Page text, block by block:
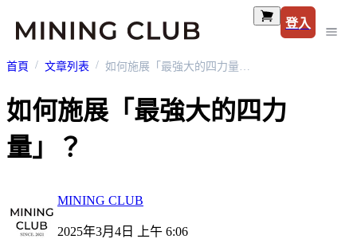
登入
首頁 文章列表 如何施展「最強大的四力量」？
如何施展「最強大的四力
量」？
MINING CLUB
2025年3月4日 上午 6:06